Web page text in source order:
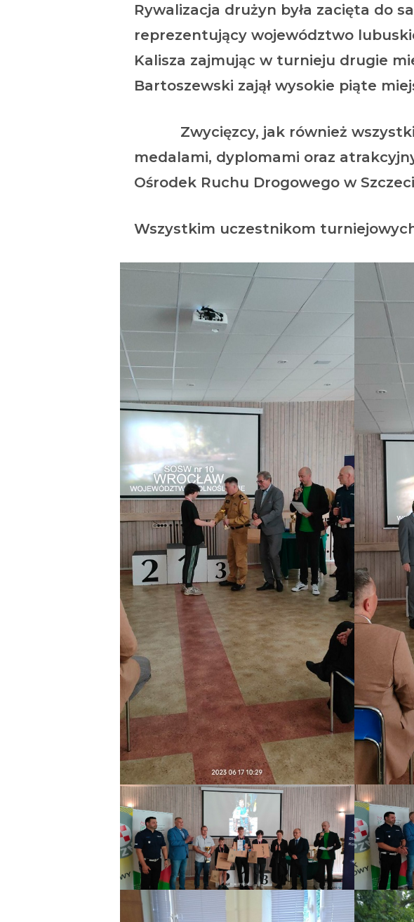
Rywalizacja drużyn była zacięta do
reprezentujący województwo
Kalisza zajmując w turnieju drugie
Bartoszewski zajął wysokie piąte
Zwycięzcy, jak również
medalami, dyplomami oraz
Ośrodek Ruchu
Wszystkim uczestnikom